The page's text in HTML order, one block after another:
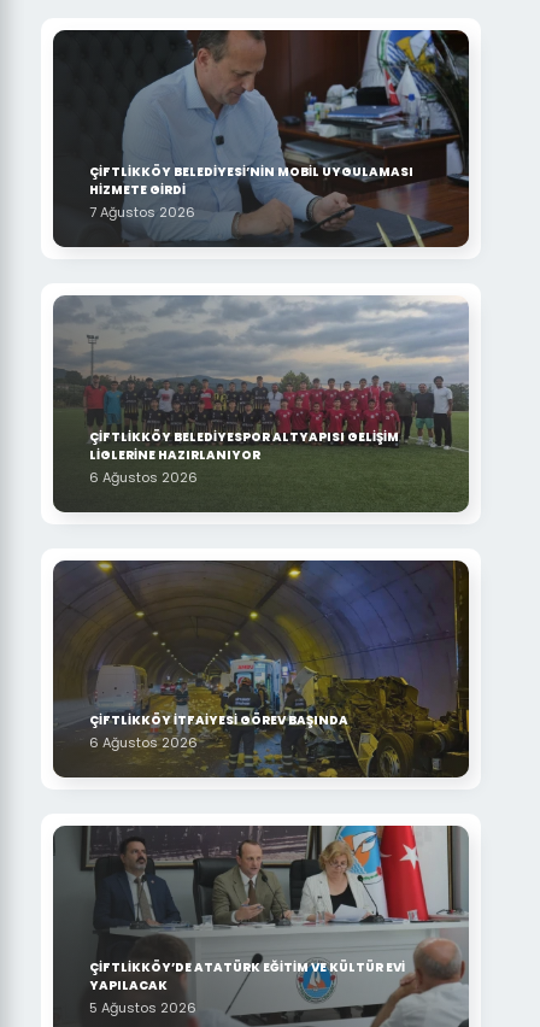
ÇİFTLİKKÖY BELEDİYESİ’NİN MOBİL UYGULAMASI
HİZMETE GİRDİ
7 Ağustos 2026
ÇİFTLİKKÖY BELEDİYESPOR ALTYAPISI GELİŞİM
LİGLERİNE HAZIRLANIYOR
6 Ağustos 2026
ÇİFTLİKKÖY İTFAİYESİ GÖREV BAŞINDA
6 Ağustos 2026
ÇİFTLİKKÖY’DE ATATÜRK EĞİTİM VE KÜLTÜR EVİ
YAPILACAK
5 Ağustos 2026